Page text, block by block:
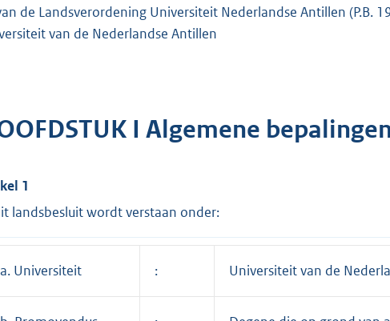
de Landsverordening Universiteit Nederlandse Antillen (P.B.
van de Nederlandse Antillen
I Algemene
1
landsbesluit wordt verstaan onder:
a. Universiteit : Universiteit van de